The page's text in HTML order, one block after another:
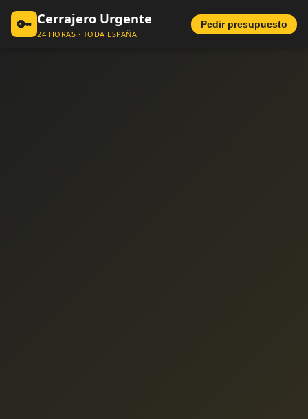
🔑 Cerrajero Urgente
24 HORAS · TODA ESPAÑA
Pedir presupuesto